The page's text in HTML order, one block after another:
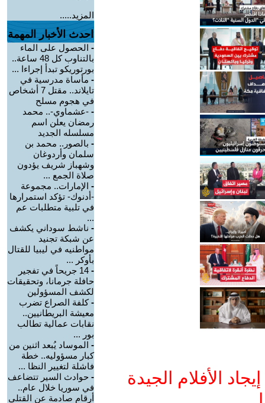
الأفلام الجيدة
المزيد.....
احدث الأخبار المهمة
- الحصول على الماء
بالتناوب كل 48 ساعة..
بورتوريكو تبدأ إجراءا ...
- مأساة مدرسية في
تايلاند.. مقتل 7 أشخاص
في هجوم مسلح
- -عشماوي-.. محمد
رمضان يعلن اسم
مسلسله الجديد
- بالصور.. محمد بن
سلمان وأردوغان
وشهباز شريف يؤدون
صلاة الجمع ...
- الإمارات.. مجموعة
-أدنوك- تؤكد استمرارها
في تلبية متطلبات عم
...
- ناشط سوداني يكشف
عن شبكة تجنيد
مواطنيه في ليبيا للقتال
بأوكر ...
-
14 جريحاً في تفجير
حافلة جرمانا، وتحقيقات
لكشف المسؤولين
-كلفة الصراع تضرب
معيشة البريطانيين..
نقابات عمالية تطالب
بور ...
- الموساد يُبعد اثنين من
كبار مسؤوليه.. خطة
فاشلة لتغيير النظا ...
- حوادث السير تتضاعف
في سوريا خلال عام..
أرقام صادمة عن القتلى